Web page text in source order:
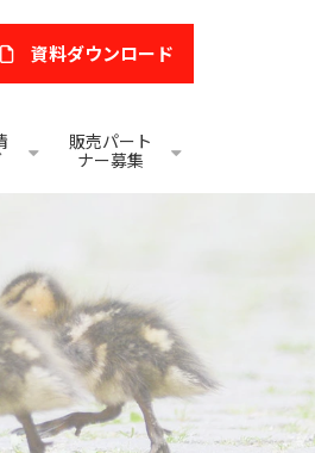
​資料ダウンロード
販売パート
ナー募集